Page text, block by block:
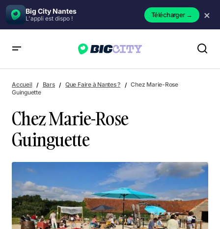
Big City Nantes
L'appli est dispo ! Télécharger→ ×
Accueil Bars Que Faire à Nantes ?
Chez Marie-Rose
Guinguette
Chez Marie-Rose
Guinguette